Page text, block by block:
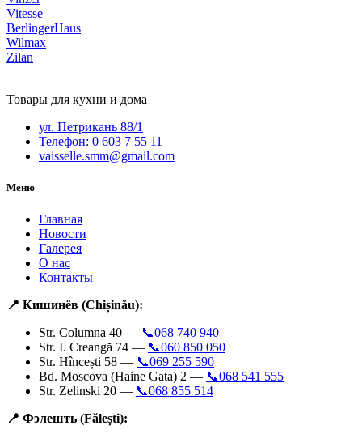
Vitesse
BerlingerHaus
Wilmax
Zilan
Товары для кухни и дома
ул. Петрикань 88/1
Телефон: 0 603 7 55 11
vaisselle.smm@gmail.com
Меню
Главная
Новости
Галерея
О нас
Контакты
📍 Кишинёв (Chișinău):
Str. Columna 40 — 📞068 740 940
Str. I. Creangă 74 — 📞060 850 050
Str. Hîncești 58 — 📞069 255 590
Bd. Moscova (Haine Gata) 2 — 📞068 541 555
Str. Zelinski 20 — 📞068 855 514
📍 Фэлешть (Fălești):